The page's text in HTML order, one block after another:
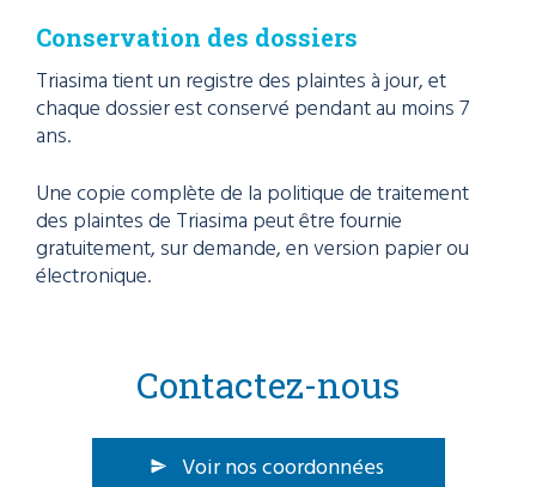
Conservation des dossiers
Triasima tient un registre des plaintes à jour, et
chaque dossier est conservé pendant au moins 7
ans.
Une copie complète de la politique de traitement
des plaintes de Triasima peut être fournie
gratuitement, sur demande, en version papier ou
électronique.
Contactez-nous
Voir nos coordonnées